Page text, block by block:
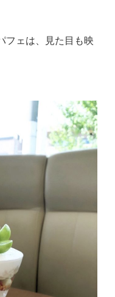
フェは、見た目も映